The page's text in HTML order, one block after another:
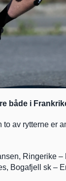
både i
av rytterne er
Ringerike
Bogafjell sk –